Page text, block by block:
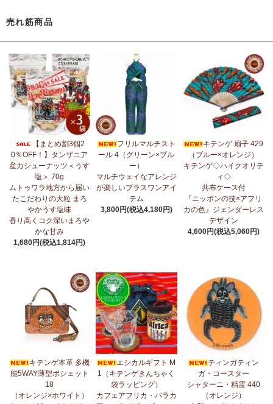
5/14： アフリカンピアス
荷！～天然素材 環境配慮したエシカル製品～
5/14：アフリカンネックレス
アフリカンアクセサリーコーナー新
入荷！～天然素材 環境配慮したエシカル製品～
5/4：ノーカラーボレロジャケット新入荷！～キテンゲ◇ハイクオ
リティ◇で仕立てた新作登場！『ニッポンの技×アフリカの色』
5/4：キコイ アフリカの布ページに新入荷！
綿織布
5/1：ティンガティンガ・アート～ズベリの作品コーナー新入荷！
私たちバラカは、ズベリが遺してくださった作品を、これからも
大切に紹介してまいります。
4/23：
【2026新茶入荷】アフリカンプライド～アッサム種タンザ
ニア紅茶～無農薬手摘み茶葉～
4/15：ノースリーブワンピース～前後2way仕様～
新入荷！ゆった
りシルエット
4/15：【新登場】ティアードフレアパンツ新入荷！大人気のティ
アードパンツが、さらに進化してバージョンアップ！
【2026新茶 予約開始】アフリカンプライド～アッサム種タ
ンザニア紅茶～無農薬手摘み茶葉～
4/13：
【2026新豆入荷】タンザニア産カシューナッツ＜素焼き＞
売れ筋商品
【まとめ割3個2
0％OFF！】タンザニア
産カシューナッツ＜うす
塩＞ 70g
ムトゥワラ地方から届い
たこだわりの大粒 まろ
やかうす塩味
香り高くコク深いまろや
かな甘み
1,680円(税込1,814円)
フリルマルチスト
ール 4（グリーン×ブル
ー）
マルチウェイなアレンジ
が楽しいプラスワンアイ
テム
3,800円(税込4,180円)
キテンゲ 扇子 429
（ブルー×オレンジ）
キテンゲ◇ハイクオリテ
ィ◇
共布ケース付
『ニッポンの技×アフリ
カの色』ジェンダーレス
デザイン
4,600円(税込5,060円)
キテンゲ本革 多機
能5WAY薄型ポシェット
18
（オレンジ×ホワイト）
エシカルギフト M
1（キテンゲきんちゃく
袋ラッピング）
カフェアフリカ・バラカ
ティンガティン
ガ・コースター
シャターニ・精霊 440
（オレンジ）